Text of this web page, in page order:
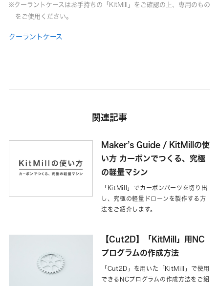
クーラントケースはお手持ちの「KitMill」をご確認の上、専用のもの
をご使用ください。
クーラントケース
関連記事
Maker’s Guide / KitMillの使
い方 カーボンでつくる、究極
の軽量マシン
「KitMill」でカーボンパーツを切り出
し、究極の軽量ドローンを製作する方
法をご紹介します。
【Cut2D】「KitMill」用NC
プログラムの作成方法
「Cut2D」を用いた「KitMill」で使用
できるNCプログラムの作成方法をご紹